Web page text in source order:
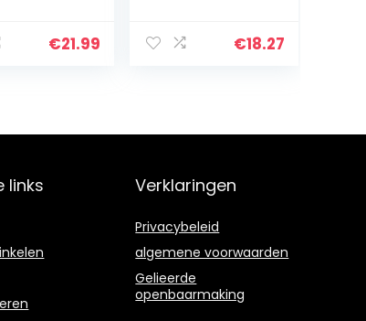
€21.99
geschenkverpak
€18.27
links Verklaringen
Privacybeleid
algemene voorwaarden
Gelieerde
openbaarmaking